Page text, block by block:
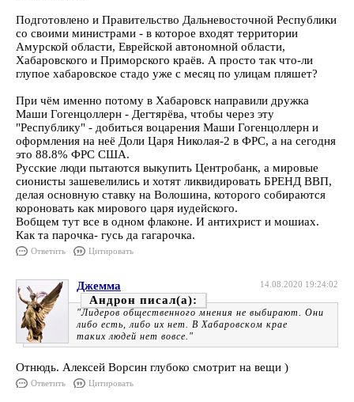
Подготовлено и Правительство Дальневосточной Республики
со своими министрами - в которое входят территории
Амурской области, Еврейской автономной области,
Хабаровского и Приморского краёв. А просто так что-ли
глупое хабаровское стадо уже с месяц по улицам пляшет?
При чём именно потому в Хабаровск направили дружка
Маши Гогенцоллерн - Дегтярёва, чтобы через эту
"Республику" - добиться воцарения Маши Гогенцоллерн и
оформления на неё Доли Царя Николая-2 в ФРС, а на сегодня
это 88.8% ФРС США.
Русские люди пытаются выкупить Центробанк, а мировые
сионисты зашевелились и хотят ликвидировать БРЕНД ВВП,
делая основную ставку на Волошина, которого собираются
короновать как мирового царя иудейского.
Вобщем тут все в одном флаконе. И антихрист и мошиах.
Как та парочка- гусь да гагарочка.
Ответить Цитировать
14.08.2020 19:24:02
Джемма
Андрон
"Лидеров общественного мнения не выбирают. Они
либо есть, либо их нет. В Хабаровском крае
таких людей нет вовсе."
Отнюдь. Алексей Ворсин глубоко смотрит на вещи )
Ответить Цитировать